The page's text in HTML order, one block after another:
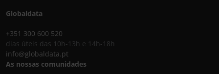
Globaldata
+351 300 600 520
dias úteis das 10h-13h e 14h-18h
info@globaldata.pt
As nossas comunidades